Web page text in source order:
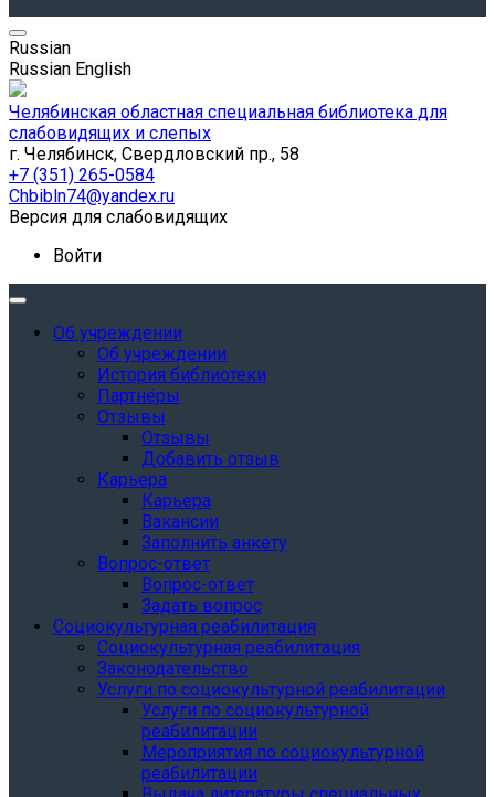
Russian
Russian English
Челябинская областная специальная библиотека для
слабовидящих и слепых
г. Челябинск, Свердловский пр., 58
+7 (351) 265-0584
Chbibln74@yandex.ru
Версия для слабовидящих
Войти
Об учреждении
Об учреждении
История библиотеки
Партнёры
Отзывы
Отзывы
Добавить отзыв
Карьера
Карьера
Вакансии
Заполнить анкету
Вопрос-ответ
Вопрос-ответ
Задать вопрос
Социокультурная реабилитация
Социокультурная реабилитация
Законодательство
Услуги по социокультурной реабилитации
Услуги по социокультурной
реабилитации
Мероприятия по социокультурной
реабилитации